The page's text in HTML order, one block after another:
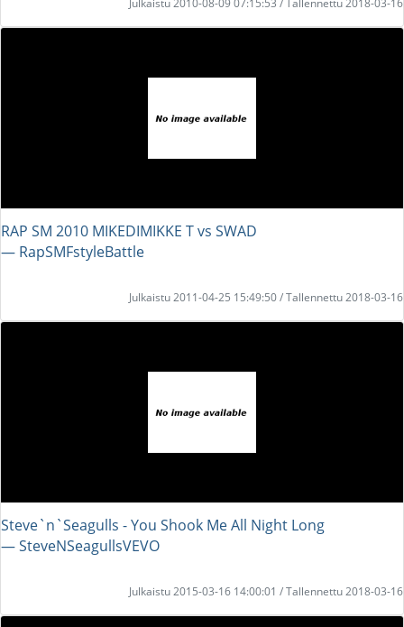
RAP SM 2010 MIKEDIMIKKE T vs SWAD
― RapSMFstyleBattle
Julkaistu 2011-04-25 15:49:50 / Tallennettu 2018-03-16
Steve`n`Seagulls - You Shook Me All Night Long
― SteveNSeagullsVEVO
Julkaistu 2015-03-16 14:00:01 / Tallennettu 2018-03-16